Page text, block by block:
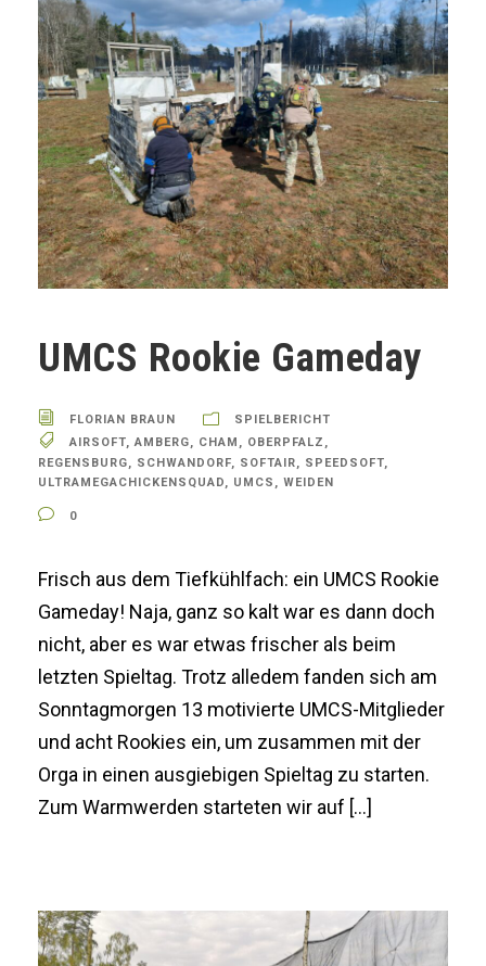
UMCS Rookie Gameday
FLORIAN BRAUN
SPIELBERICHT
AIRSOFT, AMBERG, CHAM , OBERPFALZ ,
REGENSBURG, SCHWANDORF, SOFTAIR, SPEEDSOFT,
ULTRAMEGACHICKENSQUAD, UMCS , WEIDEN
0
Frisch aus dem Tiefkühlfach: ein UMCS Rookie
Gameday! Naja, ganz so kalt war es dann doch
nicht, aber es war etwas frischer als beim
letzten Spieltag. Trotz alledem fanden sich am
Sonntagmorgen 13 motivierte UMCS-Mitglieder
und acht Rookies ein, um zusammen mit der
Orga in einen ausgiebigen Spieltag zu starten.
Zum Warmwerden starteten wir auf […]